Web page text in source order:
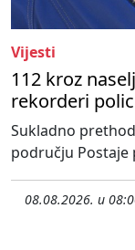
Vijesti
112 kroz
rekorderi
Sukladno
području Postaje
08.08.2026. u